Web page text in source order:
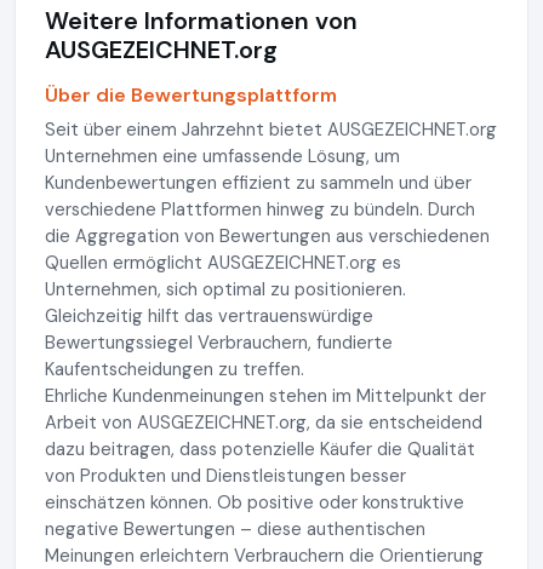
Weitere Informationen von
AUSGEZEICHNET.org
Über die Bewertungsplattform
Seit über einem Jahrzehnt bietet AUSGEZEICHNET.org
Unternehmen eine umfassende Lösung, um
Kundenbewertungen effizient zu sammeln und über
verschiedene Plattformen hinweg zu bündeln. Durch
die Aggregation von Bewertungen aus verschiedenen
Quellen ermöglicht AUSGEZEICHNET.org es
Unternehmen, sich optimal zu positionieren.
Gleichzeitig hilft das vertrauenswürdige
Bewertungssiegel Verbrauchern, fundierte
Kaufentscheidungen zu treffen.
Ehrliche Kundenmeinungen stehen im Mittelpunkt der
Arbeit von AUSGEZEICHNET.org, da sie entscheidend
dazu beitragen, dass potenzielle Käufer die Qualität
von Produkten und Dienstleistungen besser
einschätzen können. Ob positive oder konstruktive
negative Bewertungen – diese authentischen
Meinungen erleichtern Verbrauchern die Orientierung